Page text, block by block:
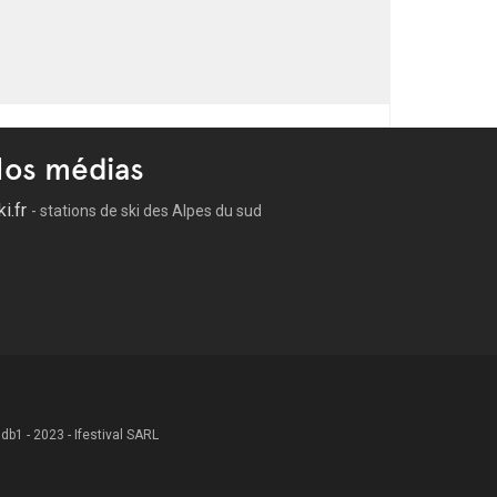
médias
- stations de ski des Alpes du sud
- 2023 - Ifestival SARL